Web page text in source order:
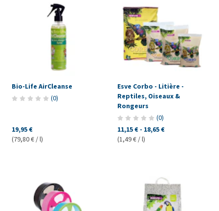
Bio-Life AirCleanse
(0)
19,95 €
(79,80 € / l)
Esve Corbo - Litière -
Reptiles, Oiseaux &
Rongeurs
(0)
11,15 € - 18,65 €
(1,49 € / l)